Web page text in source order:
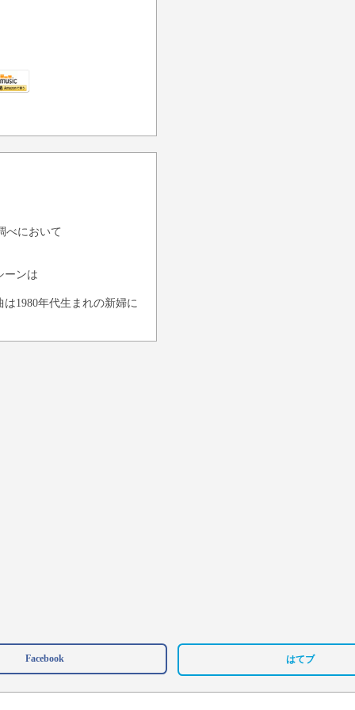
べにおいて
ーンは
1980年代生まれの新婦に
Facebook はてブ